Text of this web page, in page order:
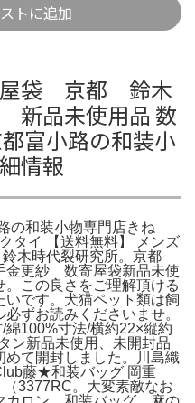
トに追加
屋袋 京都 鈴木
品未使用品 数
富小路の和装小
情報
の和装小物専門店きね
タイ 【送料無料】 メンズ
鈴木時代裂研究所。京都
金更紗 数寄屋袋新品未使
この良さをご理解頂ける
です。犬猫ペット類は飼
ずお読みくださいませ。
綿100%寸法/横約22×縦約
ン新品未使用、未開封品
めて開封しました。川島織
藤★和装バッグ 岡重
3377RC。大変素敵なお